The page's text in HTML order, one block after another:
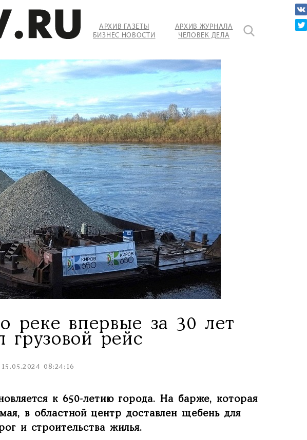
АРХИВ ГАЗЕТЫ
БИЗНЕС НОВОСТИ
АРХИВ ЖУРНАЛА
ЧЕЛОВЕК ДЕЛА
реке впервые за 30 лет
грузовой рейс
15.05.2024 08:24:16
к 650-летию города. На барже, которая
в областной центр доставлен щебень для
и строительства жилья.